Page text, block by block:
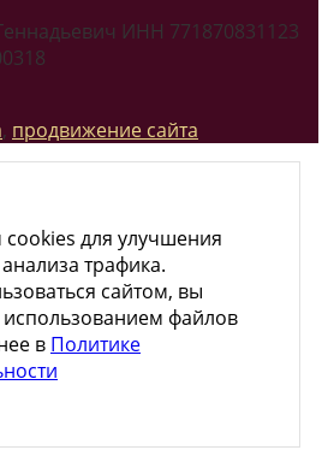
ИНН 771870831123
, продвижение сайта
для улучшения
трафика.
сайтом, вы
использованием файлов
в Политике